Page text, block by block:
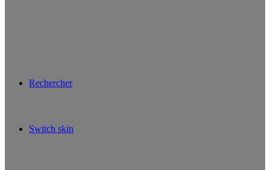
Rechercher
Switch skin